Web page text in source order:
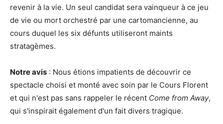
revenir à la vie. Un seul candidat sera vainqueur à ce jeu
de vie ou mort orchestré par une cartomancienne, au
cours duquel les six défunts utiliseront maints
stratagèmes.
Notre avis : Nous étions impatients de découvrir ce
spectacle choisi et monté avec soin par le Cours Florent
et qui n'est pas sans rappeler le récent Come from Away,
qui s'inspirait également d'un fait divers tragique.